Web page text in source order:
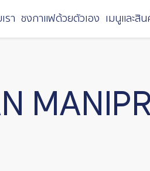
รา ชงกาแฟด้วยตัวเอง เมนูและสิ